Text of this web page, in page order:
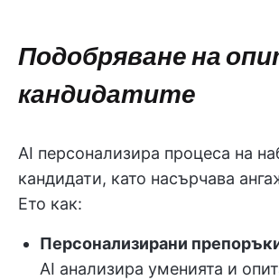
Подобряване на
кандидатите
AI персонализира процеса на
кандидати, като насърчава
Ето как:
Персонализирани
AI анализира уменията и